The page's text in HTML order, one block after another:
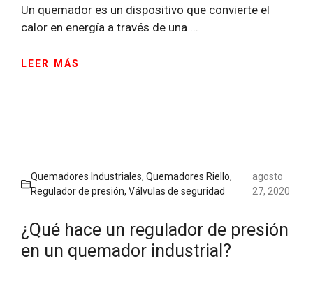
Un quemador es un dispositivo que convierte el
calor en energía a través de una ...
LEER MÁS
Quemadores Industriales, Quemadores Riello,
Regulador de presión, Válvulas de seguridad
agosto
27, 2020
¿Qué hace un regulador de presión
en un quemador industrial?